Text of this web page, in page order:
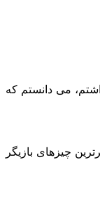
می‌ دانستم که
چیزهای بازیگر